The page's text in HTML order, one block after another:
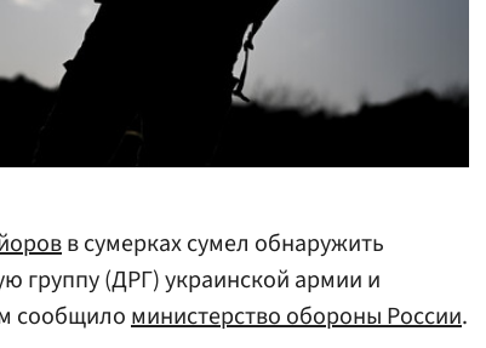
в сумерках сумел обнаружить
группу (ДРГ) украинской армии и
сообщиломинистерство обороны России.